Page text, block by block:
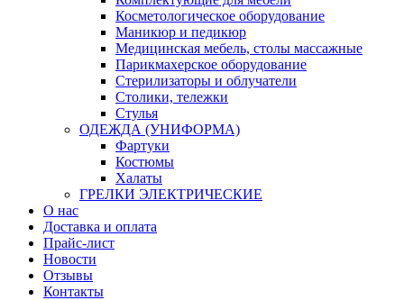
Косметологическое оборудование
Маникюр и педикюр
Медицинская мебель, столы массажные
Парикмахерское оборудование
Стерилизаторы и облучатели
Столики, тележки
Стулья
ОДЕЖДА (УНИФОРМА)
Фартуки
Костюмы
Халаты
ГРЕЛКИ ЭЛЕКТРИЧЕСКИЕ
О нас
Доставка и оплата
Прайс-лист
Новости
Отзывы
Контакты